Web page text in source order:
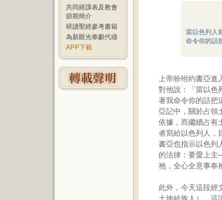
共同經課表及教會
節期簡介
研讀聖經參考書籍
為新眼光奉獻代禱
APP下載
當以色列人
命令你的話
上帝吩咐約書亞
對他說：「當以色
著我命令你的話把
亞記中，關於占領
依據，而繼續占有
者寫給以色列人，
書亞也指示以色列
的法律：要愛上主
祂，全心全意事奉
此外，今天這段經
土地給族人）。這